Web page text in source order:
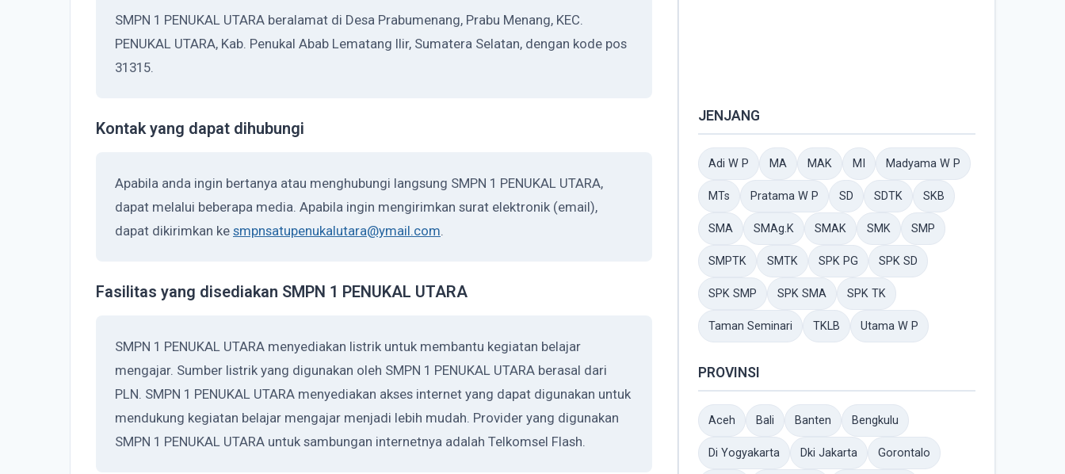
SMPN 1 PENUKAL UTARA beralamat di Desa Prabumenang, Prabu Menang, KEC.
PENUKAL UTARA, Kab. Penukal Abab Lematang Ilir, Sumatera Selatan, dengan kode pos
31315.
Kontak yang dapat dihubungi
Apabila anda ingin bertanya atau menghubungi langsung SMPN 1 PENUKAL UTARA,
dapat melalui beberapa media. Apabila ingin mengirimkan surat elektronik (email),
dapat dikirimkan ke smpnsatupenukalutara@ymail.com.
Fasilitas yang disediakan SMPN 1 PENUKAL UTARA
SMPN 1 PENUKAL UTARA menyediakan listrik untuk membantu kegiatan belajar
mengajar. Sumber listrik yang digunakan oleh SMPN 1 PENUKAL UTARA berasal dari
PLN. SMPN 1 PENUKAL UTARA menyediakan akses internet yang dapat digunakan untuk
mendukung kegiatan belajar mengajar menjadi lebih mudah. Provider yang digunakan
SMPN 1 PENUKAL UTARA untuk sambungan internetnya adalah Telkomsel Flash.
JENJANG
Adi W P MA MAK MI Madyama W P
MTs Pratama W P SD SDTK SKB
SMA SMAg.K SMAK SMK SMP
SMPTK SMTK SPK PG SPK SD
SPK SMP SPK SMA SPK TK
Taman Seminari TKLB Utama W P
PROVINSI
Aceh Bali Banten Bengkulu
Di Yogyakarta Dki Jakarta Gorontalo